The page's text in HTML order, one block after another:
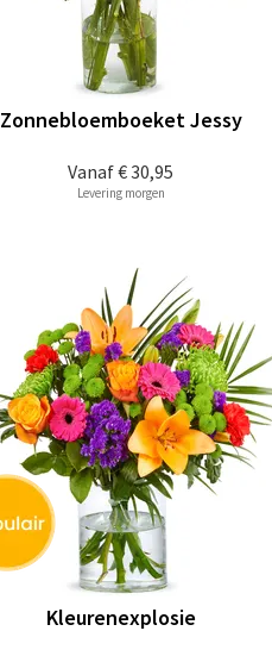
Vanaf€ 30,95
Zonnebloemboeket Jessy
Levering morgen
Kleurenexplosie